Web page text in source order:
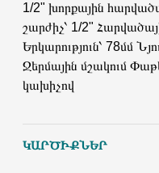
1/2" խորքային
շարժիչ՝ 1/2"
Երկարություն՝ 78մմ
Ջերմային մշակում
կախիչով
ԿԱՐԾԻՔՆԵՐ